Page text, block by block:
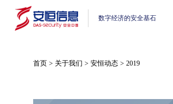
数字经济的安全基石
首页 > 关于我们 >安恒动态 >2019